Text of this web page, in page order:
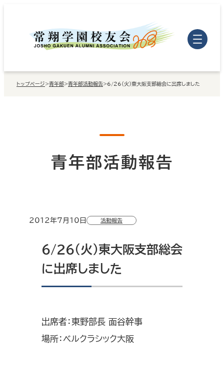
トップページ >青年部>青年部活動報告> 6/26（火）東大阪支部総会に出席しました
青年部活動報告
2012年7月10日 活動報告
6/26（火）東大阪支部総会
に出席しました
出席者：東野部長 面谷幹事
場所：ベルクラシック大阪